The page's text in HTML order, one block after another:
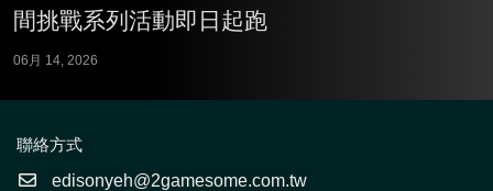
間挑戰系列活動即日起跑
06月 14, 2026
聯絡方式
edisonyeh@2gamesome.com.tw